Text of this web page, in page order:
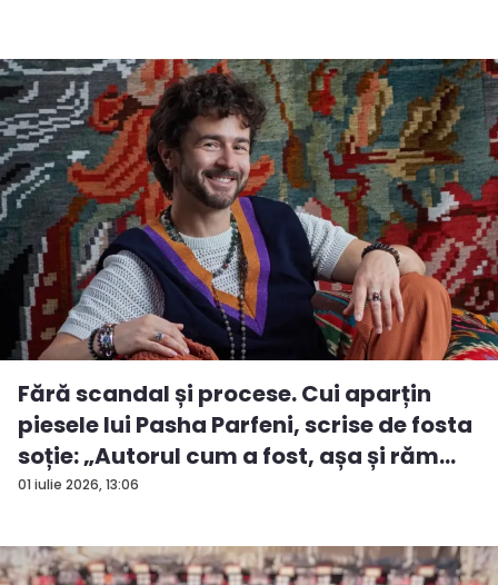
01 iulie 2026, 13:06
Fără scandal și procese. Cui aparțin
piesele lui Pasha Parfeni, scrise de fosta
soție: „Autorul cum a fost, așa și răm...